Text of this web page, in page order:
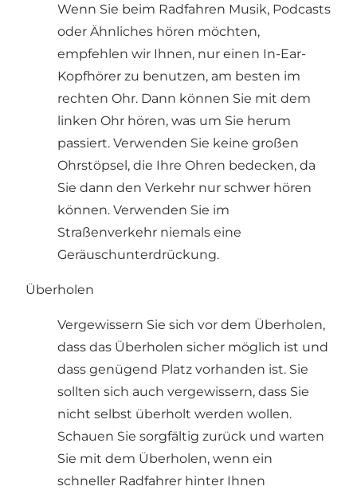
Wenn Sie beim Radfahren Musik, Podcasts
oder Ähnliches hören möchten,
empfehlen wir Ihnen, nur einen In-Ear-
Kopfhörer zu benutzen, am besten im
rechten Ohr. Dann können Sie mit dem
linken Ohr hören, was um Sie herum
passiert. Verwenden Sie keine großen
Ohrstöpsel, die Ihre Ohren bedecken, da
Sie dann den Verkehr nur schwer hören
können. Verwenden Sie im
Straßenverkehr niemals eine
Geräuschunterdrückung.
Überholen
Vergewissern Sie sich vor dem Überholen,
dass das Überholen sicher möglich ist und
dass genügend Platz vorhanden ist. Sie
sollten sich auch vergewissern, dass Sie
nicht selbst überholt werden wollen.
Schauen Sie sorgfältig zurück und warten
Sie mit dem Überholen, wenn ein
schneller Radfahrer hinter Ihnen